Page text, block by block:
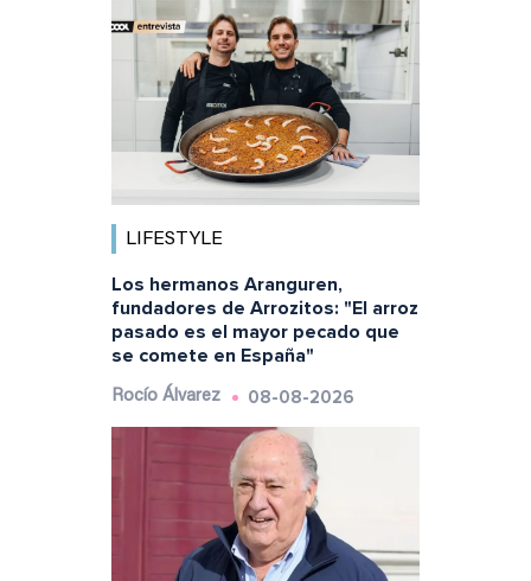
LIFESTYLE
Los hermanos Aranguren,
fundadores de Arrozitos: "El arroz
pasado es el mayor pecado que
se comete en España"
Rocío Álvarez 08-08-2026